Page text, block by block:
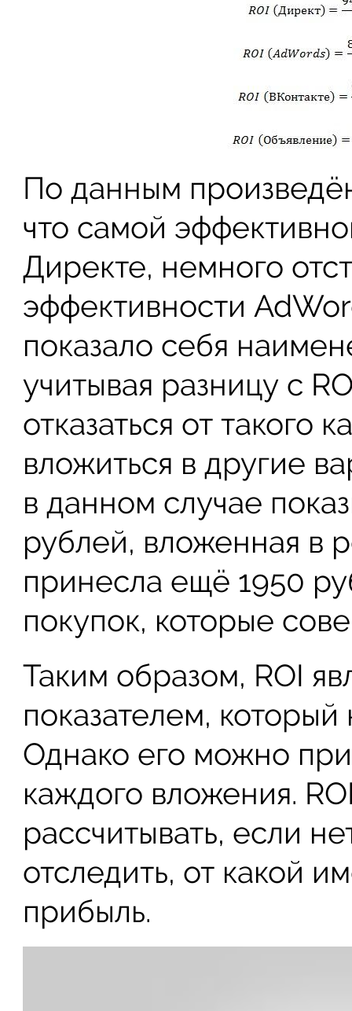
По данным
что самой
Директе, немного
эффективности
показало себя
учитывая разницу с
отказаться от такого
вложиться в другие
в данном случае
рублей, вложенная в
принесла ещё 1950
покупок, которые
Таким образом, ROI
показателем,
Однако его можно
каждого вложения.
рассчитывать, если
отследить, от какой
прибыль.